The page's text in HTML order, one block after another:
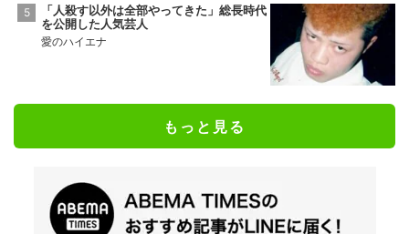
「人殺す以外は全部やってきた」総長時代
を公開した人気芸人
愛のハイエナ
もっと見る